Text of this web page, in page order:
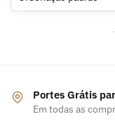
Portes Grátis
Em todas as